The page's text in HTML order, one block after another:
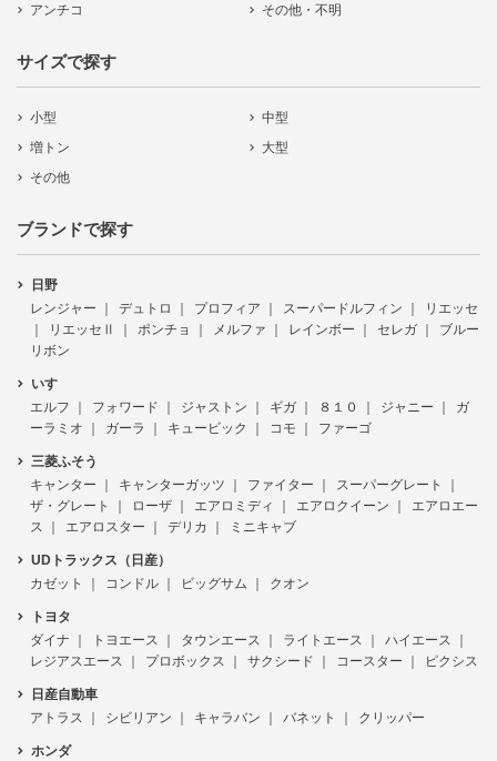
アンチコ
その他・不明
サイズで探す
小型
中型
増トン
大型
その他
ブランドで探す
日野
レンジャー
デュトロ プロフィア スーパードルフィン
リエッセ
リエッセⅡ
ポンチョ メルファ レインボー セレガ
ブルー
リボン
いすゞ
エルフ
フォワード ジャストン ギガ ８１０ ジャニー
ガ
ーラミオ
ガーラ キュービック コモ ファーゴ
三菱ふそう
キャンター
キャンターガッツ ファイター
スーパーグレート
ザ・グレート
ローザ エアロミディ エアロクイーン
エアロエー
ス
エアロスター デリカ ミニキャブ
UDトラックス（日産）
カゼット
コンドル ビッグサム クオン
トヨタ
ダイナ
トヨエース タウンエース ライトエース
ハイエース
レジアスエース
プロボックス サクシード コースター ピクシス
日産自動車
アトラス
シビリアン キャラバン バネット クリッパー
ホンダ